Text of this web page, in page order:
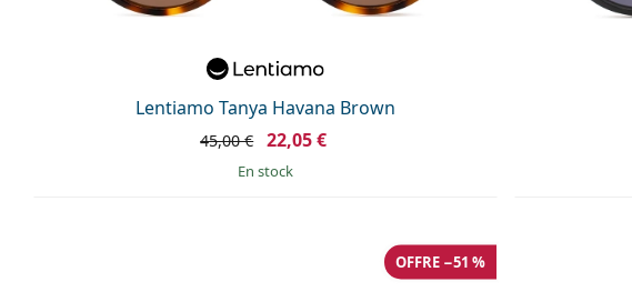
Lentiamo Tanya Havana Brown
45,00 € 22,05 €
en stock
OFFRE −51 %